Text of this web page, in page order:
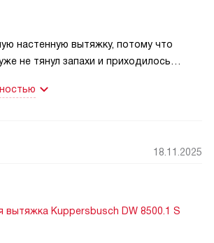
настенную вытяжку, потому что
не тянул запахи и приходилось
дисплей. Переключать скорости
режим реально выручает при
гости даже не заметили запаха!
работы и на отвод, и в
18.11.2025
вытяжка Kuppersbusch DW 8500.1 S